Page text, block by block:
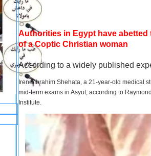
Authorities in Egypt have
of a Coptic Christian woman
According to a widely published
Irene Ibrahim Shehata, a 21-year-old medical
mid-term exams in Asyut, according to
Institute.